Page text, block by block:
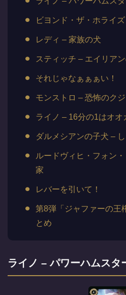
ビヨンド・ザ・ホライ
レディ – 家族の犬
スティッチ – エイリア
それじゃなぁぁぁい！
モンストロ – 恐怖のク
ライノ – 16分の1はオオ
ダルメシアンの子犬 –
ルードヴィヒ・フォン
家
レバーを引いて！
第8弾「ジャファーの王
とめ
ライノ – パワーハムスタ